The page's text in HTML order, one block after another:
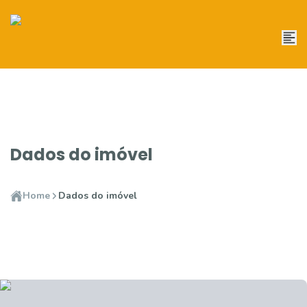
Dados do imóvel
Home Dados do imóvel